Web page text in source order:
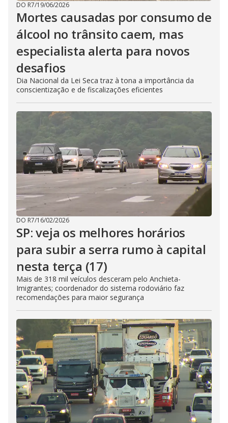
DO R7/19/06/2026
Mortes causadas por consumo de
álcool no trânsito caem, mas
especialista alerta para novos
desafios
Dia Nacional da Lei Seca traz à tona a importância da
conscientização e de fiscalizações eficientes
DO R7/16/02/2026
SP: veja os melhores horários
para subir a serra rumo à capital
nesta terça (17)
Mais de 318 mil veículos desceram pelo Anchieta-
Imigrantes; coordenador do sistema rodoviário faz
recomendações para maior segurança